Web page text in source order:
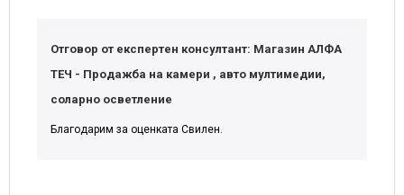
Отговор от експертен консултант: Магазин АЛФА
ТЕЧ - Продажба на камери , авто мултимедии,
соларно осветление
Благодарим за оценката Свилен.